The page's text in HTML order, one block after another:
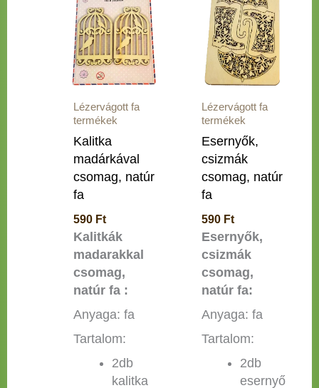
Lézervágott fa
termékek
Kalitka
madárkával
csomag, natúr
fa
590 Ft
Kalitkák
madarakkal
csomag,
natúr fa :
Anyaga: fa
Tartalom:
2db
kalitka
Lézervágott fa
termékek
Esernyők,
csizmák
csomag, natúr
fa
590 Ft
Esernyők,
csizmák
csomag,
natúr fa:
Anyaga: fa
Tartalom:
2db
esernyő